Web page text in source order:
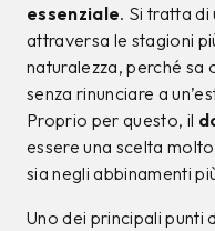
essenziale. Si tratta
attraversa le stagioni
naturalezza, perché sa
senza rinunciare a
Proprio per questo, il
essere una scelta
sia negli abbinamenti
Uno dei principali punti